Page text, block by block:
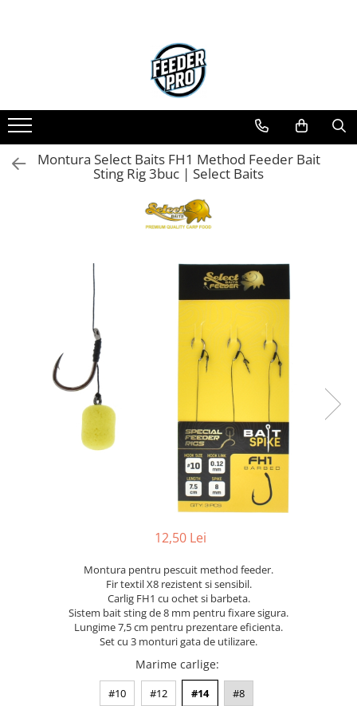
Mulinete
Accesorii Diverse
Mincioguri si Juvelnice
Scaune si Accesorii
Nade si Momeli
Accesorii Monturi
Montura Select Baits FH1 Method Feeder Bait
Sting Rig 3buc | Select Baits
12,50 Lei
Montura pentru pescuit method feeder.
Fir textil X8 rezistent si sensibil.
Carlig FH1 cu ochet si barbeta.
Sistem bait sting de 8 mm pentru fixare sigura.
Lungime 7,5 cm pentru prezentare eficienta.
Set cu 3 monturi gata de utilizare.
Marime carlige:
#10 #12 #14 #8